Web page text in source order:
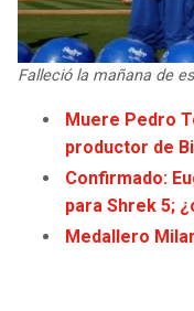
Falleció la mañana de
Muere Pedro
productor de
Confirmado:
para Shrek 5;
Medallero